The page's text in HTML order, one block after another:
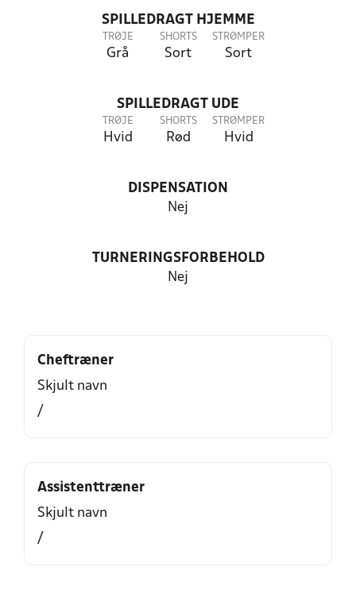
SPILLEDRAGT HJEMME
TRØJE
Grå
SHORTS
Sort
STRØMPER
Sort
SPILLEDRAGT UDE
TRØJE
Hvid
SHORTS
Rød
STRØMPER
Hvid
DISPENSATION
Nej
TURNERINGSFORBEHOLD
Nej
Cheftræner
Skjult navn
/
Assistenttræner
Skjult navn
/